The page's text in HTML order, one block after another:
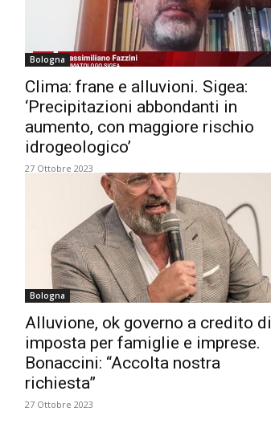
Bologna
Clima: frane e alluvioni. Sigea:
‘Precipitazioni abbondanti in
aumento, con maggiore rischio
idrogeologico’
27 Ottobre 2023
Bologna
Alluvione, ok governo a credito di
imposta per famiglie e imprese.
Bonaccini: “Accolta nostra
richiesta”
27 Ottobre 2023